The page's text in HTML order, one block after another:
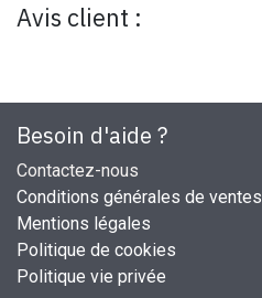
Avis client :
Besoin d'aide ?
Contactez-nous
Conditions générales de ventes
Mentions légales
Politique de cookies
Politique vie privée